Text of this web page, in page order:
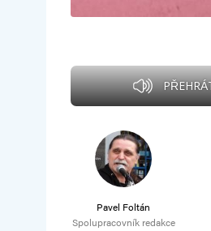
Pavel Foltán
Spolupracovník redakce